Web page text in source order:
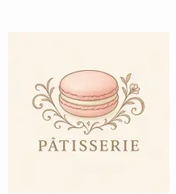
(Pressez
Entrée)